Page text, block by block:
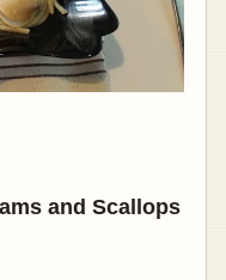
and Scallops